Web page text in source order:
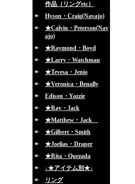
作品（リングetc）
Hyson・Craig(Navajo)
★Calvin・Peterson(Nav
ajo)
★Raymond・Boyd
★Larry・Watchman
★Tevesa・Jenio
★Veronica・Benally
Edison・Yazzie
★Ray・Jack
★Matthew・Jack
★Gilbert・Smith
★Joelias・Draper
★Rita・Quezada
↓★アイテム別★↓
リング